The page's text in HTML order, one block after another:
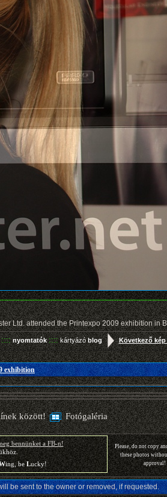
Ltd. attended the Printexpo 2009 exhibition in
:::: nyomtatók:::: kártyázóblog Következő
exhibition